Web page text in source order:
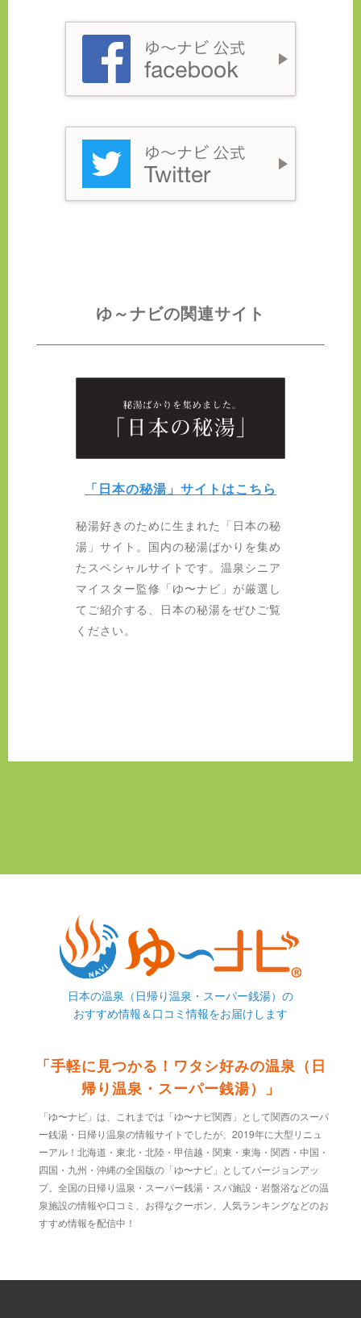
ゆ～ナビの関連サイト
「日本の秘湯」サイトはこちら
秘湯好きのために生まれた「日本の秘
湯」サイト。国内の秘湯ばかりを集め
たスペシャルサイトです。温泉シニア
マイスター監修「ゆ〜ナビ」が厳選し
てご紹介する、日本の秘湯をぜひご覧
ください。
日本の温泉（日帰り温泉・スーパー銭湯）の
おすすめ情報＆口コミ情報をお届けします
「手軽に見つかる！ワタシ好みの温泉（日
帰り温泉・スーパー銭湯）」
「ゆ〜ナビ」は、これまでは「ゆ〜ナビ関西」として関西のスーパ
ー銭湯・日帰り温泉の情報サイトでしたが、2019年に大型リニュ
ーアル！北海道・東北・北陸・甲信越・関東・東海・関西・中国・
四国・九州・沖縄の全国版の「ゆ〜ナビ」としてバージョンアッ
プ。全国の日帰り温泉・スーパー銭湯・スパ施設・岩盤浴などの温
泉施設の情報や口コミ、お得なクーポン、人気ランキングなどのお
すすめ情報を配信中！